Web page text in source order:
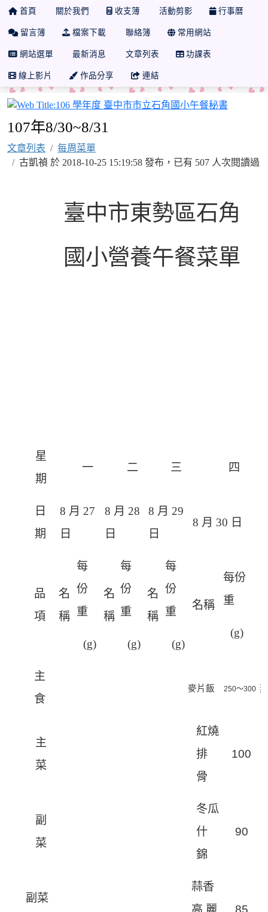
首頁 關於我們 收支簿 活動剪影 行事曆
留言簿 檔案下載 聯絡簿 常用網站
網站選單 最新消息 文章列表 功課表
線上影片 作品分享 連結
106 學年
107年8/30~8/31
文章列表
每周菜單
古凱禎 於 2018-10-25 15:19:58 發布，已有 507 人次閱讀過
臺中市東勢區石角
國小營養午餐菜單
星
期
一 二 三 四
日
期
8 月 27
日
8 月 28
日
8 月 29
日
8 月 30 日
品
項
名
稱
每
份
重
(g)
名
稱
每
份
重
(g)
名
稱
每
份
重
(g)
名稱
每份
重
(g)
主
食
麥片飯 250～300
主
菜
紅燒
排
骨
100
副
菜
冬瓜
什
錦
90
副菜
蒜香
高 麗
85